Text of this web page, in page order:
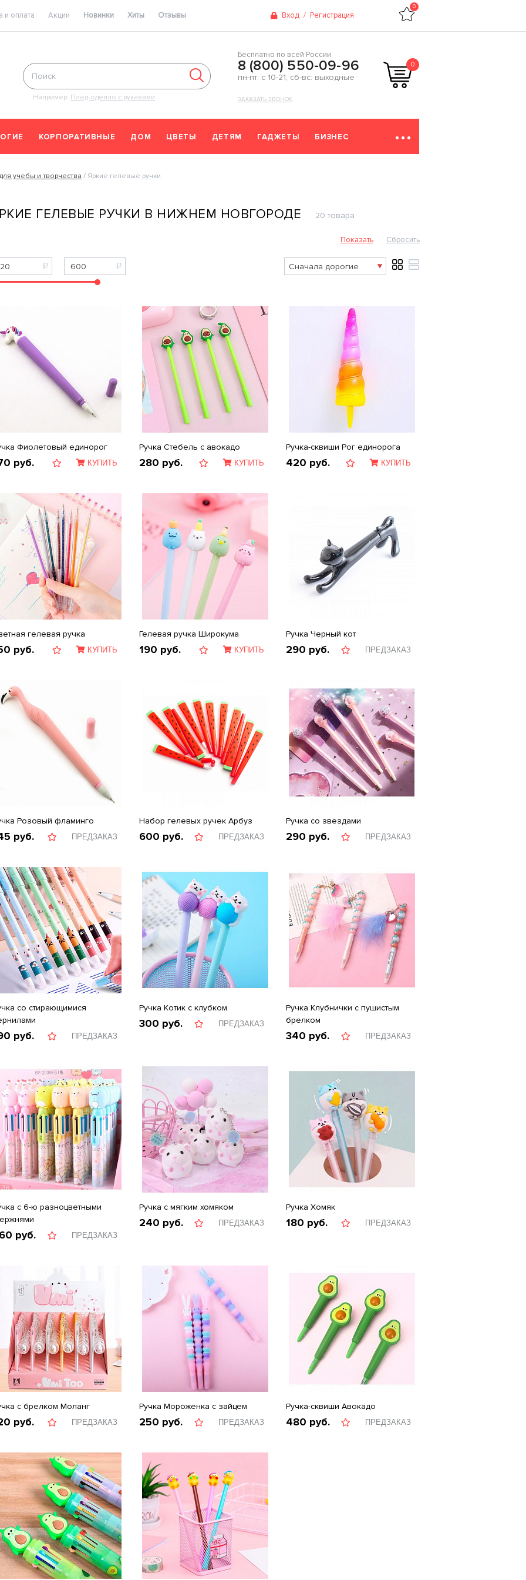
и оплата Акции Новинки Хиты Отзывы Вход / Регистрация
0
Например: Плед-одеяло с рукавами
Бесплатно по всей России
8 (800) 550-09-96
пн-пт: с 10-21, сб-вс: выходные
ЗАКАЗАТЬ ЗВОНОК
0
КОРПОРАТИВНЫЕ ДОМ ЦВЕТЫ ДЕТЯМ ГАДЖЕТЫ БИЗНЕС
учебы и творчества Яркие гелевые ручки
ГЕЛЕВЫЕ РУЧКИ В НИЖНЕМ НОВГОРОДЕ 20 товара
Фиолетовый единорог
руб. КУПИТЬ
Ручка Стебель с авокадо
280 руб. КУПИТЬ
Ручка-сквиши Рог единорога
420 руб. КУПИТЬ
гелевая ручка
руб. КУПИТЬ
Гелевая ручка Широкума
190 руб. КУПИТЬ
Ручка Черный кот
290 руб. ПРЕДЗАКАЗ
Розовый фламинго
руб. ПРЕДЗАКАЗ
Набор гелевых ручек Арбуз
600 руб. ПРЕДЗАКАЗ
Ручка со звездами
290 руб. ПРЕДЗАКАЗ
со стирающимися
руб. ПРЕДЗАКАЗ
Ручка Котик с клубком
300 руб. ПРЕДЗАКАЗ
Ручка Клубнички с пушистым
брелком
340 руб. ПРЕДЗАКАЗ
с 6-ю разноцветными
руб. ПРЕДЗАКАЗ
Ручка с мягким хомяком
240 руб. ПРЕДЗАКАЗ
Ручка Хомяк
180 руб. ПРЕДЗАКАЗ
с брелком Моланг
руб. ПРЕДЗАКАЗ
Ручка Мороженка с зайцем
250 руб. ПРЕДЗАКАЗ
Ручка-сквиши Авокадо
480 руб. ПРЕДЗАКАЗ